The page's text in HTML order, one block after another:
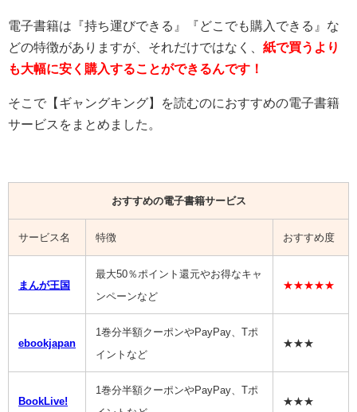
電子書籍は『持ち運びできる』『どこでも購入できる』な
どの特徴がありますが、それだけではなく、 紙で買うより
も大幅に安く購入することができるんです！
そこで【ギャングキング】を読むのにおすすめの電子書籍
サービスをまとめました。
おすすめの電子書籍サービス
サービス名 特徴 おすすめ度
まんが王国
最大50％ポイント還元やお得なキャ
ンペーンなど
★★★★★
ebookjapan
1巻分半額クーポンやPayPay、Tポ
イントなど
★★★
BookLive!
1巻分半額クーポンやPayPay、Tポ
★★★